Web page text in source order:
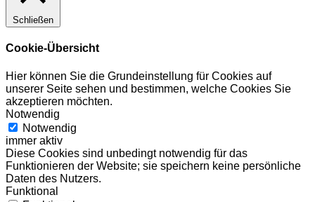
Schließen
Cookie-Übersicht
Hier können Sie die Grundeinstellung für Cookies auf
unserer Seite sehen und bestimmen, welche Cookies Sie
akzeptieren möchten.
Notwendig
Notwendig
immer aktiv
Diese Cookies sind unbedingt notwendig für das
Funktionieren der Website; sie speichern keine persönliche
Daten des Nutzers.
Funktional